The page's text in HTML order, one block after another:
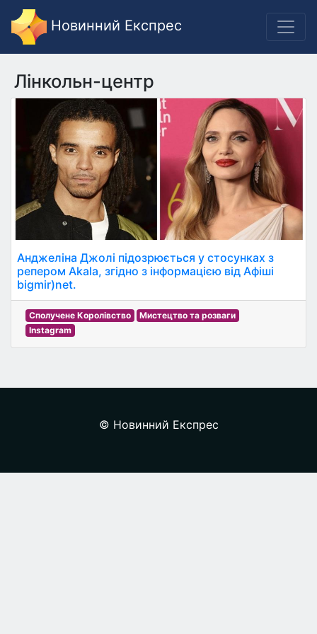
Новинний Експрес
Лінкольн-центр
Анджеліна Джолі підозрюється у стосунках з
репером Akala, згідно з інформацією від Афіші
bigmir)net.
Сполучене Королівство
Мистецтво та розваги
Instagram
© Новинний Експрес